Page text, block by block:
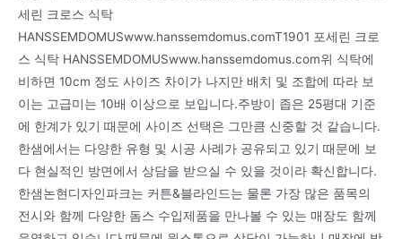
세린 크로스 식탁
HANSSEMDOMUSwww.hanssemdomus.comT1901 포세린 크로
스 식탁 HANSSEMDOMUSwww.hanssemdomus.com위 식탁에
비하면 10cm 정도 사이즈 차이가 나지만 배치 및 조합에 따라 보
이는 고급미는 10배 이상으로 보입니다.주방이 좁은 25평대 기준
에 한계가 있기 때문에 사이즈 선택은 그만큼 신중할 것 같습니다.
한샘에서는 다양한 유형 및 시공 사례가 공유되고 있기 때문에 보
다 현실적인 방면에서 상담을 받으실 수 있을 것이라 확신합니다.
한샘논현디자인파크는 커튼&블라인드는 물론 가장 많은 품목의
전시와 함께 다양한 돔스 수입제품을 만나볼 수 있는 매장도 함께